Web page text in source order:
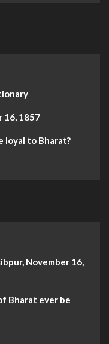
16, 1857
loyal to Bharat?
November 16,
Bharat ever be